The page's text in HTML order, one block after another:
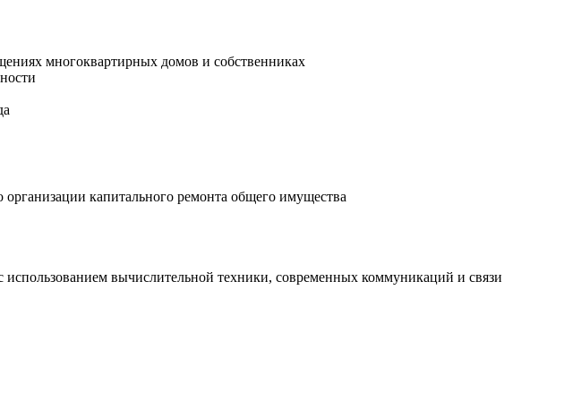
многоквартирных домов и собственниках
капитального ремонта общего имущества
вычислительной техники, современных коммуникаций и связи